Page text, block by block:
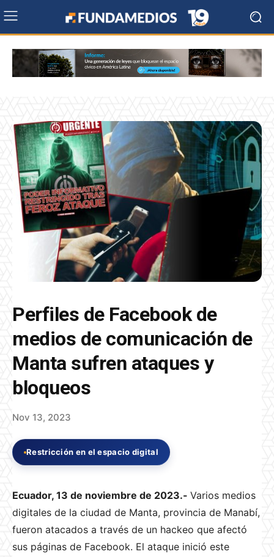
Perfiles de Facebook de
medios de comunicación de
Manta sufren ataques y
bloqueos
Nov 13, 2023
Restricción en el espacio digital
Ecuador, 13 de noviembre de 2023.- Varios medios
digitales de la ciudad de Manta, provincia de Manabí,
fueron atacados a través de un hackeo que afectó
sus páginas de Facebook. El ataque inició este